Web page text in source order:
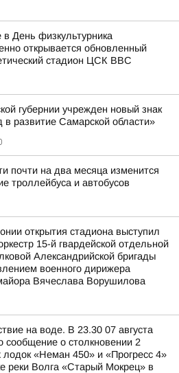
День физкультурника
открывается обновленный
стадион ЦСК ВВС
губернии учрежден новый знак
в развитие Самарской области»
почти на два месяца изменится
троллейбуса и автобусов
открытия стадиона выступил
15-й гвардейской отдельной
Александрийской бригады
военного дирижера
Вячеслава Ворушилова
на воде. В 23.30 07 августа
сообщение о столкновении 2
лодок «Неман 450» и «Прогресс 4»
реки Волга «Старый Мокрец» в